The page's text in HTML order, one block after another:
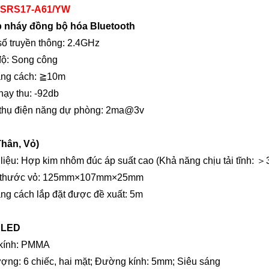
17-A61/YW
nháy đồng bộ hóa Bluetooth
truyền thông: 2.4GHz
Song công
cách: ≧10m
thu: -92db
điện năng dự phòng: 2ma@3v
Vỏ)
Hợp kim nhôm đúc áp suất cao (Khả năng chịu tải tĩnh: ＞
vỏ: 125mm×107mm×25mm
cách lắp đặt được đề xuất: 5m
PMMA
6 chiếc, hai mặt; Đường kính: 5mm; Siêu sáng